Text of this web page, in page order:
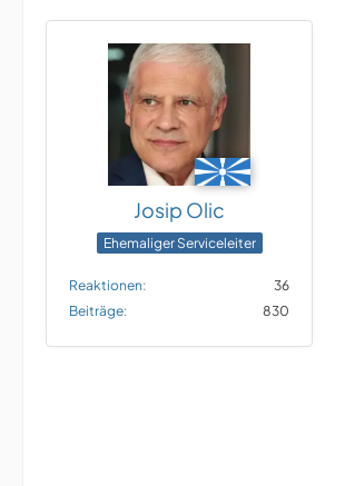
Josip Olic
Ehemaliger Serviceleiter
Reaktionen
36
Beiträge
830